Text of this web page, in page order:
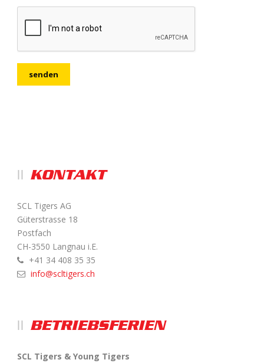
KONTAKT
SCL Tigers AG
Güterstrasse 18
Postfach
CH-3550 Langnau i.E.
+41 34 408 35 35
info@scltigers.ch
BETRIEBSFERIEN
SCL Tigers & Young Tigers